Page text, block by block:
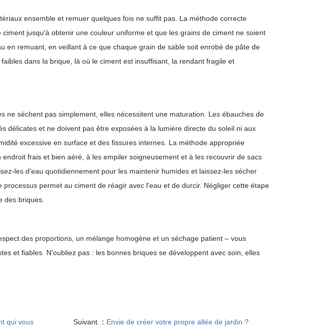
ensemble et remuer quelques fois ne suffit pas. La méthode correcte
jusqu'à obtenir une couleur uniforme et que les grains de ciment ne soient
en remuant, en veillant à ce que chaque grain de sable soit enrobé de pâte de
dans la brique, là où le ciment est insuffisant, la rendant fragile et
ne sèchent pas simplement, elles nécessitent une maturation. Les ébauches de
délicates et ne doivent pas être exposées à la lumière directe du soleil ni aux
excessive en surface et des fissures internes. La méthode appropriée
frais et bien aéré, à les empiler soigneusement et à les recouvrir de sacs
les d'eau quotidiennement pour les maintenir humides et laissez-les sécher
permet au ciment de réagir avec l'eau et de durcir. Négliger cette étape
des briques.
des proportions, un mélange homogène et un séchage patient – vous
et fiables. N'oubliez pas : les bonnes briques se développent avec soin, elles
qui vous Suivant.： Envie de créer votre propre allée de jardin ?